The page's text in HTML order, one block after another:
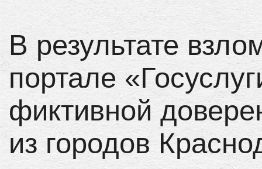
В результате
портале
фиктивной
из городов